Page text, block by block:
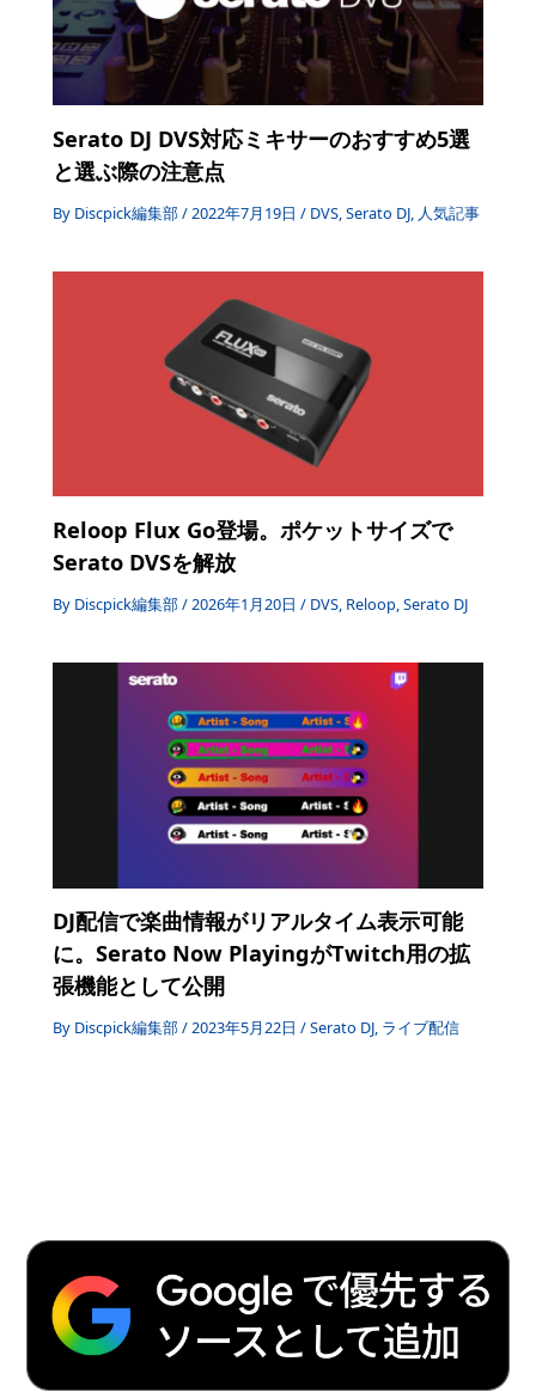
Serato DJ DVS対応ミキサーのおすすめ5選
と選ぶ際の注意点
By Discpick編集部/2022年7月19日/ DVS,Serato DJ, 人気記事
Reloop Flux Go登場。ポケットサイズで
Serato DVSを解放
By Discpick編集部/2026年1月20日/ DVS, Reloop,Serato DJ
DJ配信で楽曲情報がリアルタイム表示可能
に。Serato Now PlayingがTwitch用の拡
張機能として公開
By Discpick編集部/2023年5月22日/Serato DJ, ライブ配信